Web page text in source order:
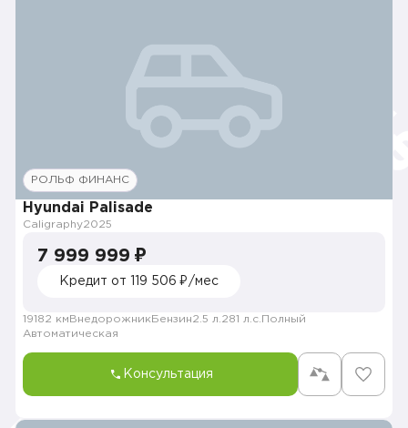
РОЛЬФ ФИНАНС
Hyundai Palisade
Caligraphy2025
7 999 999 ₽
Кредит от 119 506 ₽/мес
19182 км Внедорожник Бензин2.5 л. 281 л.с. Полный
Автоматическая
Консультация